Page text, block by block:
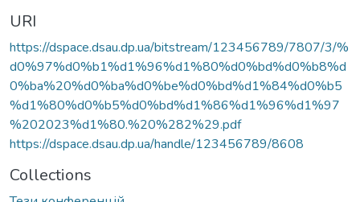
URI
https://dspace.dsau.dp.ua/bitstream/123456789/7807/3/%
d0%97%d0%b1%d1%96%d1%80%d0%bd%d0%b8%d
0%ba%20%d0%ba%d0%be%d0%bd%d1%84%d0%b5
%d1%80%d0%b5%d0%bd%d1%86%d1%96%d1%97
%202023%d1%80.%20%282%29.pdf
https://dspace.dsau.dp.ua/handle/123456789/8608
Collections